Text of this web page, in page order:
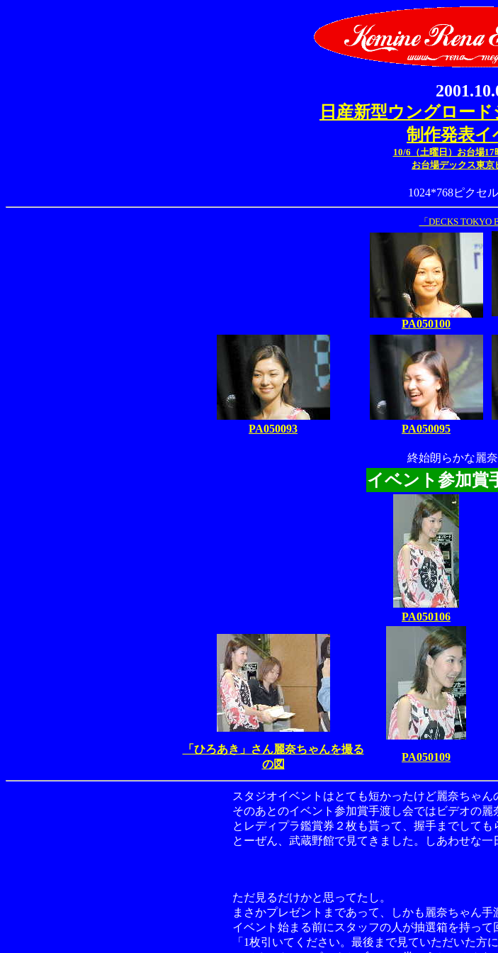
日産新型ウングロー
制作発表イ
10/6（土曜日）お台場17
お台場デックス東京
1024*768ピクセ
「DECKS TOKYO
PA050100
PA050093 PA050095
終始朗らかな麗
イベント参加賞
PA050106
「ひろあき」さん麗奈ちゃんを撮る
の図
PA050109
スタジオイベントはとても短かったけど麗奈ちゃん
そのあとのイベント参加賞手渡し会ではビデオの
とレディプラ鑑賞券２枚も貰って、握手までしても
とーぜん、武蔵野館で見てきました。しあわせな一
ただ見るだけかと思ってたし。
まさかプレゼントまであって、しかも麗奈ちゃん手
イベント始まる前にスタッフの人が抽選箱を持って
「1枚引いてください。最後まで見ていただいた方